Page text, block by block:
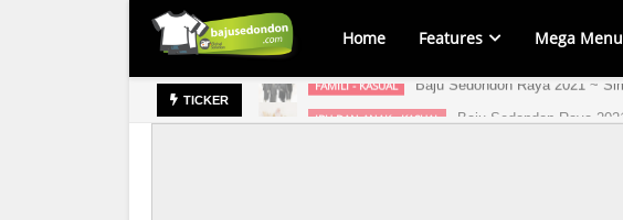
Home Features Mega Menu
TICKER IBU DAN ANAK - KASUAL